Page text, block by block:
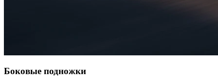
Боковые подножки